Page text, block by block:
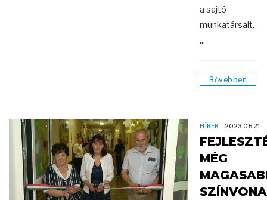
a sajtó
munkatársait.
...
Bővebben
HÍREK 2023.06.21
MÉG